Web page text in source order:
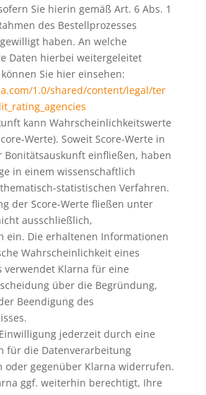
Sie hierin gemäß Art. 6 Abs. 1
des Bestellprozesses
haben. An welche
Daten hierbei weitergeleitet
Sie hier einsehen:
1.0/shared/content/legal/ter
kann Wahrscheinlichkeitswerte
Werte). Soweit Score-Werte in
Bonitätsauskunft einfließen, haben
in einem wissenschaftlich
statistischen Verfahren.
der Score-Werte fließen unter
ausschließlich,
ein. Die erhaltenen Informationen
Wahrscheinlichkeit eines
verwendet Klarna für eine
über die Begründung,
Beendigung des
jederzeit durch eine
für die Datenverarbeitung
oder gegenüber Klarna widerrufen.
ggf. weiterhin berechtigt, Ihre